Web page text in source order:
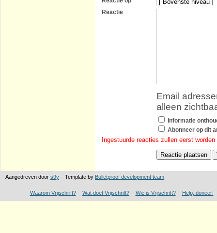
Reactie
Email
alleen
Informatie
Abonneer op dit
Ingestuurde reacties zullen eerst
Aangedreven door s9y – Template by Bulletproof development team
Waarom Vrijschrift? Wat doet Vrijschrift? Wie is Vrijschrift? Help, doneer!